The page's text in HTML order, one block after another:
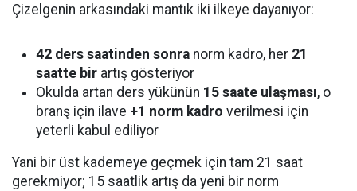
Çizelgenin arkasındaki mantık iki ilkeye dayanıyor:
42 ders saatinden sonra norm kadro, her 21
saatte bir artış gösteriyor
Okulda artan ders yükünün 15 saate ulaşması, o
branş için ilave +1 norm kadro verilmesi için
yeterli kabul ediliyor
Yani bir üst kademeye geçmek için tam 21 saat
gerekmiyor; 15 saatlik artış da yeni bir norm